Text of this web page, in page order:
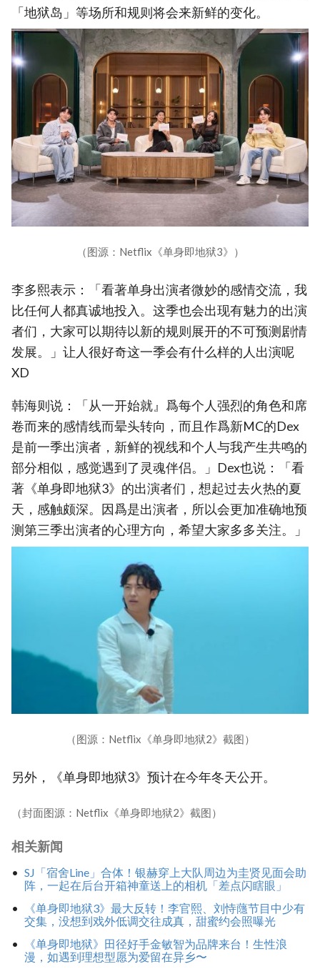
「地狱岛」等场所和规则将会来新鲜的变化。
（图源：Netflix《单身即地狱3》）
李多熙表示：「看著单身出演者微妙的感情交流，我
比任何人都真诚地投入。这季也会出现有魅力的出演
者们，大家可以期待以新的规则展开的不可预测剧情
发展。」让人很好奇这一季会有什么样的人出演呢
XD
韩海则说：「从一开始就』爲每个人强烈的角色和席
卷而来的感情线而晕头转向，而且作爲新MC的Dex
是前一季出演者，新鲜的视线和个人与我产生共鸣的
部分相似，感觉遇到了灵魂伴侣。」Dex也说：「看
著《单身即地狱3》的出演者们，想起过去火热的夏
天，感触颇深。因爲是出演者，所以会更加准确地预
测第三季出演者的心理方向，希望大家多多关注。」
（图源：Netflix《单身即地狱2》截图）
另外，《单身即地狱3》预计在今年冬天公开。
（封面图源：Netflix《单身即地狱2》截图）
相关新闻
SJ「宿舍Line」合体！银赫穿上大队周边为圭贤见面会助
阵，一起在后台开箱神童送上的相机「差点闪瞎眼」
《单身即地狱3》最大反转！李官熙、刘恃蘟节目中少有
交集，没想到戏外低调交往成真，甜蜜约会照曝光
《单身即地狱》田径好手金敏智为品牌来台！生性浪
漫，如遇到理想型愿为爱留在异乡〜